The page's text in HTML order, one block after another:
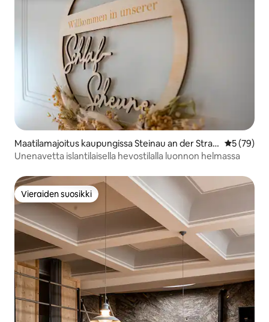
Maatilamajoitus kaupungissa Steinau an der Straß
e
5 (79)
Unenavetta islantilaisella hevostilalla luonnon helmassa
Vieraiden suosikki
Vieraiden suosikki